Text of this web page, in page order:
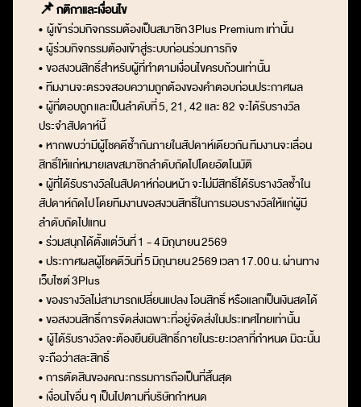
📌กติกาและเงื่อนไข
• ผู้เข้าร่วมกิจกรรมต้องเป็นสมาชิก3Plus Premiumเท่านั้น
• ผู้ร่วมกิจกรรมต้องเข้าสู่ระบบก่อนร่วมภารกิจ
• ขอสงวนสิทธิ์สำหรับผู้ที่ทำตามเงื่อนไขครบถ้วนเท่านั้น
• ทีมงานจะตรวจสอบความถูกต้องของคำตอบก่อนประกาศผล
• ผู้ที่ตอบถูกและเป็นลำดับที่5, 21, 42 และ 82 จะได้รับรางวัล
ประจำสัปดาห์นี้
• หากพบว่ามีผู้โชคดีซ้ำกันภายในสัปดาห์เดียวกันทีมงานจะเลื่อน
สิทธิ์ให้แก่หมายเลขสมาชิกลำดับถัดไปโดยอัตโนมัติ
• ผู้ที่ได้รับรางวัลในสัปดาห์ก่อนหน้าจะไม่มีสิทธิ์ได้รับรางวัลซ้ำใน
สัปดาห์ถัดไปโดยทีมงานขอสงวนสิทธิ์ในการมอบรางวัลให้แก่ผู้มี
ลำดับถัดไปแทน
• ร่วมสนุกได้ตั้งแต่วันที่1 - 4มิถุนายน 2569
• ประกาศผลผู้โชคดีวันที่5มิถุนายน 2569เวลา17.00น.ผ่านทาง
เว็บไซต์3Plus
•ของรางวัลไม่สามารถเปลี่ยนแปลง โอนสิทธิ์ หรือแลกเป็นเงินสดได้
•ขอสงวนสิทธิ์การจัดส่งเฉพาะที่อยู่จัดส่งในประเทศไทยเท่านั้น
• ผู้ได้รับรางวัลจะต้องยืนยันสิทธิ์ภายในระยะเวลาที่กำหนด มิฉะนั้น
จะถือว่าสละสิทธิ์
•การตัดสินของคณะกรรมการถือเป็นที่สิ้นสุด
• เงื่อนไขอื่น ๆ เป็นไปตามที่บริษัทกำหนด